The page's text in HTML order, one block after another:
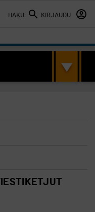
HAKU KIRJAUDU